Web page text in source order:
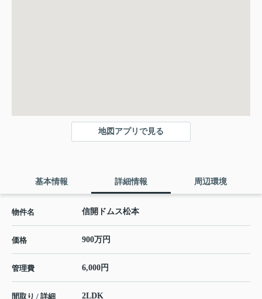
地図アプリで見る
基本情報 詳細情報 周辺環境
物件名 信開ドムス松本
価格 900万円
管理費 6,000円
間取り / 詳細 2LDK